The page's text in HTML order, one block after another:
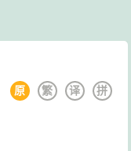
拼
译
繁
原